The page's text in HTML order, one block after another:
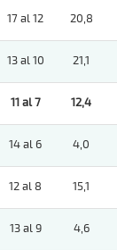
17 al 12 20,8
13 al 10 21,1
11 al 7 12,4
14 al 6 4,0
12 al 8 15,1
13 al 9 4,6